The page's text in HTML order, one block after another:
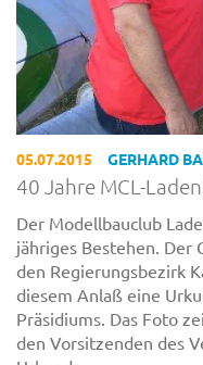
05.07.2015 GERHARD
40 Jahre MCL-
Der Modellbauclub
jähriges Bestehen. Der
den Regierungsbezirk
diesem Anlaß eine
Präsidiums. Das Foto
den Vorsitzenden des